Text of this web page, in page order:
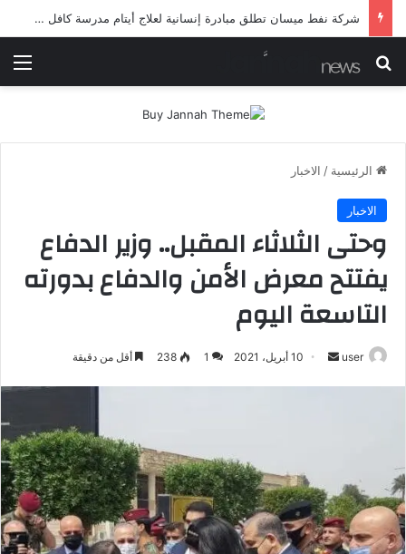
شرطة ميسان تلقي القبض على مطلقي العيارات النارية أثناء تشييع جنائزي في العمارة
بحث عن
الرئيسية / الاخبار
الاخبار
وحتى الثلاثاء المقبل.. وزير الدفاع
يفتتح معرض الأمن والدفاع بدورته
التاسعة اليوم
user
أرسل 10 أبريل، 2021 1
238 أقل من دقيقة